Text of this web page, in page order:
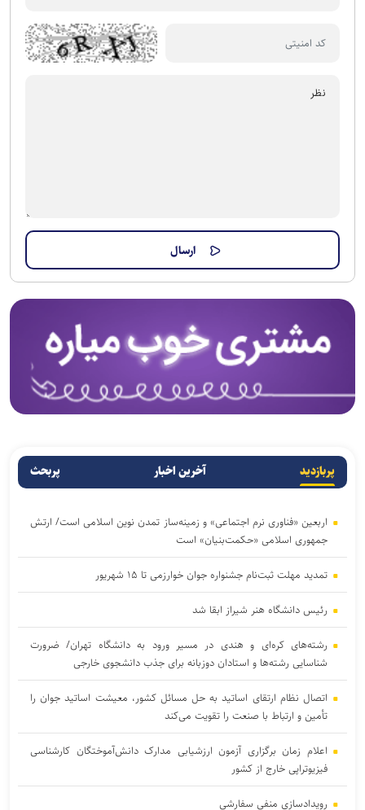
پربازدید آخرین اخبار پربحث
اربعین «فناوری نرم اجتماعی» و زمینه‌ساز تمدن نوین اسلامی است/ ارتش
جمهوری اسلامی «حکمت‌بنیان» است
تمدید مهلت ثبت‌نام جشنواره جوان خوارزمی تا ۱۵ شهریور
رئیس دانشگاه هنر شیراز ابقا شد
رشته‌های کره‌ای و هندی در مسیر ورود به دانشگاه تهران/ ضرورت
شناسایی رشته‌ها و استادان دوزبانه برای جذب دانشجوی خارجی
اتصال نظام ارتقای اساتید به حل مسائل کشور، معیشت اساتید جوان را
تأمین و ارتباط با صنعت را تقویت می‌کند
اعلام زمان برگزاری آزمون ارزشیابی مدارک دانش‌آموختگان کارشناسی
فیزیوتراپی خارج از کشور
رویدادسازی منفی سفارشی